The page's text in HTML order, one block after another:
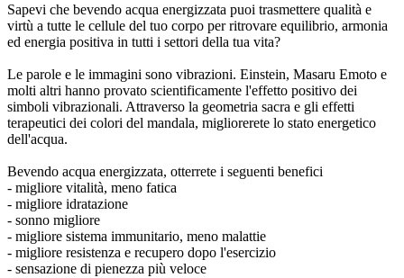
Sapevi che bevendo acqua energizzata puoi trasmettere qualità e
virtù a tutte le cellule del tuo corpo per ritrovare equilibrio, armonia
ed energia positiva in tutti i settori della tua vita?
Le parole e le immagini sono vibrazioni. Einstein, Masaru Emoto e
molti altri hanno provato scientificamente l'effetto positivo dei
simboli vibrazionali. Attraverso la geometria sacra e gli effetti
terapeutici dei colori del mandala, migliorerete lo stato energetico
dell'acqua.
Bevendo acqua energizzata, otterrete i seguenti benefici
- migliore vitalità, meno fatica
- migliore idratazione
- sonno migliore
- migliore sistema immunitario, meno malattie
- migliore resistenza e recupero dopo l'esercizio
- sensazione di pienezza più veloce